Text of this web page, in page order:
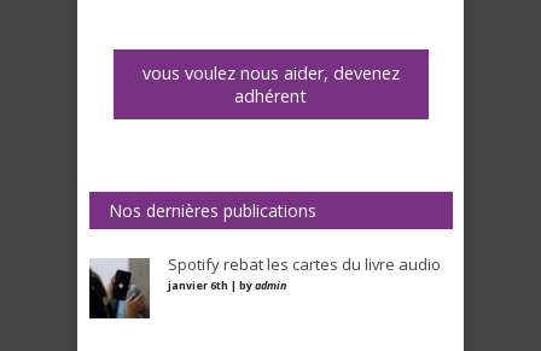
vous voulez nous aider, devenez
adhérent
Nos dernières publications
Spotify rebat les cartes du livre audio
janvier 6th | byadmin